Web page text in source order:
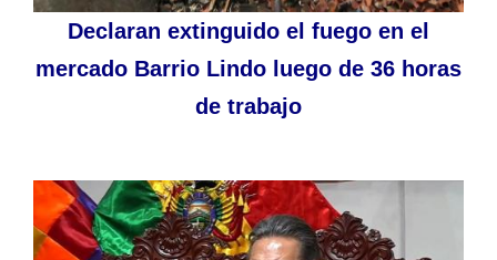
Declaran extinguido el fuego en el
mercado Barrio Lindo luego de 36 horas
de trabajo